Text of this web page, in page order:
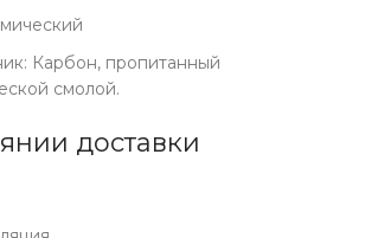
Карбон, пропитанный
смолой.
доставки